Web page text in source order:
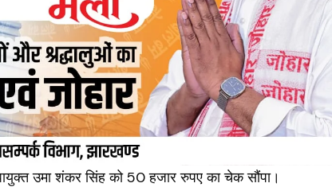
उमा शंकर सिंह को 50 हजार रुपए का चेक सौंपा।